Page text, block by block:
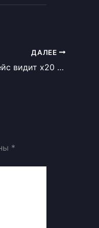
ДАЛЕЕ
NEAR: Почему Хейс видит x20 к 2027 и где риски
*